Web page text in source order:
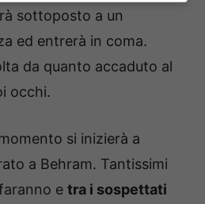
sottoposto a un
ed entrerà in coma.
da quanto accaduto al
occhi.
si inizierà a
a Behram. Tantissimi
e tra i sospettati